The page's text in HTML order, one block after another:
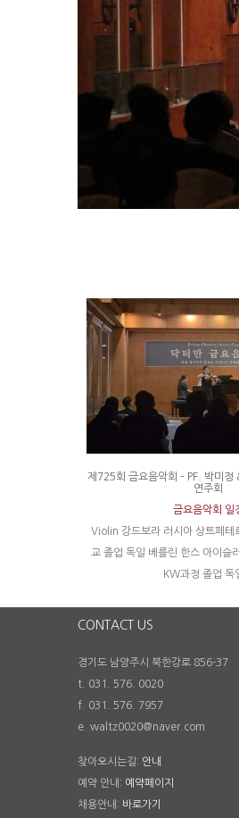
제725회 금요음악회 – PF. 박미정
연주회
금요음악회 일
Violin 강드보라 러시아 상트페테
교 졸업 독일 베를린 한스 아이슬
KW과정 졸업
CONTACT US
경기도 남양주시 북한강로 856-37
t. 031. 576. 0020
f. 031. 576. 7957
e. waltz0020@naver.com
찾아오시는길: 안내
예약 안내: 예약페이지
채용안내: 바로가기